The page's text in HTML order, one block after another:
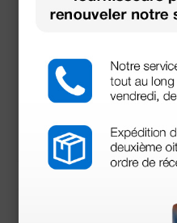
V H.E 9 V
4,16 €
(Prix TTC)
1 blister